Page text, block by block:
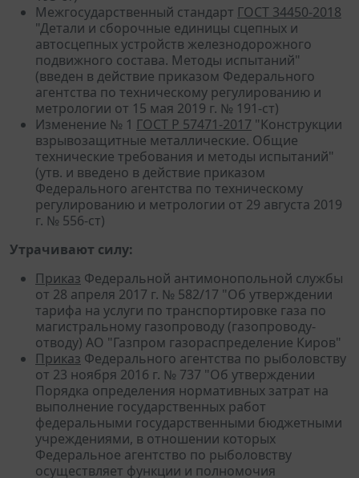
Межгосударственный стандарт ГОСТ 34450-2018
"Детали и сборочные единицы сцепных и
автосцепных устройств железнодорожного
подвижного состава. Методы испытаний"
(введен в действие приказом Федерального
агентства по техническому регулированию и
метрологии от 15 мая 2019 г. № 191-ст)
Изменение № 1 ГОСТ Р 57471-2017 "Конструкции
взрывозащитные металлические. Общие
технические требования и методы испытаний"
(утв. и введено в действие приказом
Федерального агентства по техническому
регулированию и метрологии от 29 августа 2019
г. № 556-ст)
Утрачивают силу:
Приказ Федеральной антимонопольной службы
от 28 апреля 2017 г. № 582/17 "Об утверждении
тарифа на услуги по транспортировке газа по
магистральному газопроводу (газопроводу-
отводу) АО "Газпром газораспределение Киров"
Приказ Федерального агентства по рыболовству
от 23 ноября 2016 г. № 737 "Об утверждении
Порядка определения нормативных затрат на
выполнение государственных работ
федеральными государственными бюджетными
учреждениями, в отношении которых
Федеральное агентство по рыболовству
осуществляет функции и полномочия